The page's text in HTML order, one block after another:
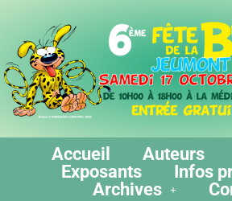
Accueil Auteurs
Exposants
Infos
Archives